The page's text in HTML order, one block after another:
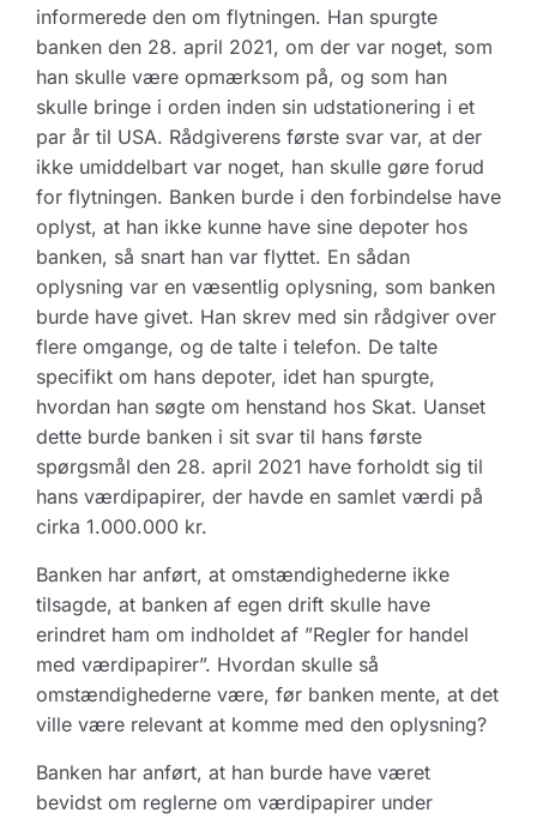
informerede den om flytningen. Han spurgte
banken den 28. april 2021, om der var noget, som
han skulle være opmærksom på, og som han
skulle bringe i orden inden sin udstationering i et
par år til USA. Rådgiverens første svar var, at der
ikke umiddelbart var noget, han skulle gøre forud
for flytningen. Banken burde i den forbindelse have
oplyst, at han ikke kunne have sine depoter hos
banken, så snart han var flyttet. En sådan
oplysning var en væsentlig oplysning, som banken
burde have givet. Han skrev med sin rådgiver over
flere omgange, og de talte i telefon. De talte
specifikt om hans depoter, idet han spurgte,
hvordan han søgte om henstand hos Skat. Uanset
dette burde banken i sit svar til hans første
spørgsmål den 28. april 2021 have forholdt sig til
hans værdipapirer, der havde en samlet værdi på
cirka 1.000.000 kr.
Banken har anført, at omstændighederne ikke
tilsagde, at banken af egen drift skulle have
erindret ham om indholdet af ”Regler for handel
med værdipapirer”. Hvordan skulle så
omstændighederne være, før banken mente, at det
ville være relevant at komme med den oplysning?
Banken har anført, at han burde have været
bevidst om reglerne om værdipapirer under